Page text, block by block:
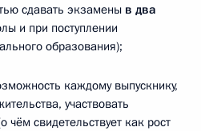
сдавать экзамены в два
и при поступлении
образования);
каждому выпускнику,
участвовать
свидетельствует как рост